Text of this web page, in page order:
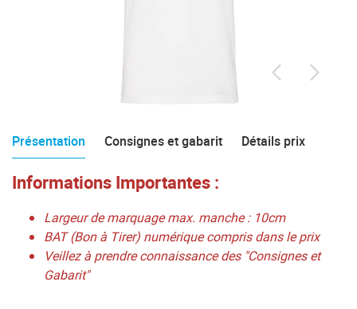
Présentation Consignes et gabarit Détails prix
Informations Importantes :
Largeur de marquage max. manche : 10cm
BAT (Bon à Tirer) numérique compris dans le prix
Veillez à prendre connaissance des "Consignes et
Gabarit"